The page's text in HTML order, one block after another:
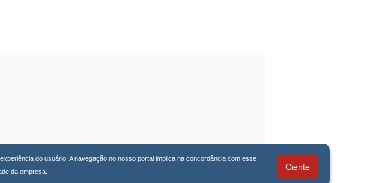
do usuário. A navegação no nosso portal implica na concordância com esse
da empresa.
Ciente